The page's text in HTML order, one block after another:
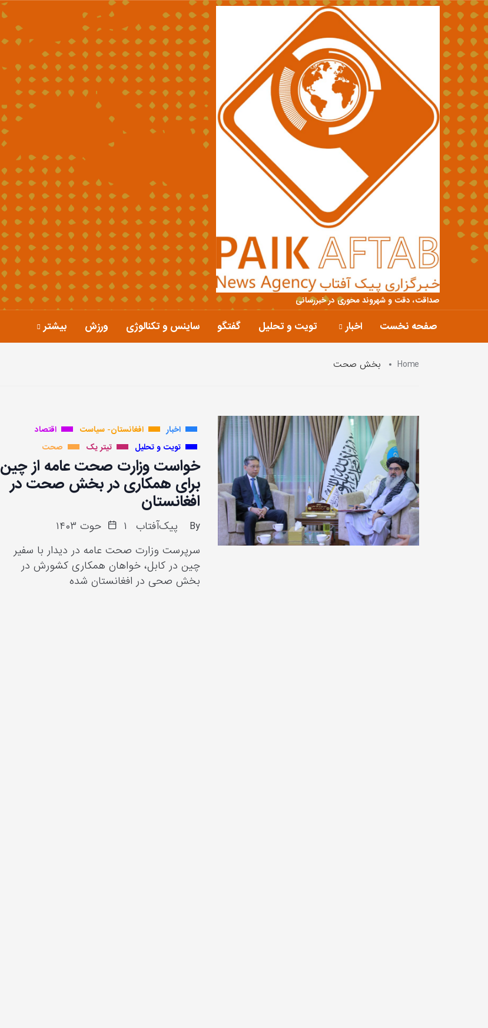
صداقت، دقت و شهروند محوری در خبررسانی
صفحه نخست اخبار تویت و تحلیل گفتگو ساینس و تکنالوژی ورزش بیشتر
Home بخش صحت
اخبار افغانستان- سیاست
اقتصاد
تویت و تحلیل
تیتر یک صحت
خواست وزارت صحت عامه از چین
برای همکاری در بخش صحت در
افغانستان
By پیک‌آفتاب
۱ حوت ۱۴۰۳
سرپرست وزارت صحت عامه در دیدار با سفیر
چین در کابل، خواهان همکاری کشورش در
بخش صحی در افغانستان شده